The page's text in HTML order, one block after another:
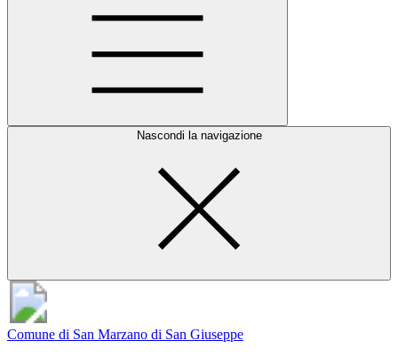
Nascondi la navigazione
Comune di San Marzano di San Giuseppe